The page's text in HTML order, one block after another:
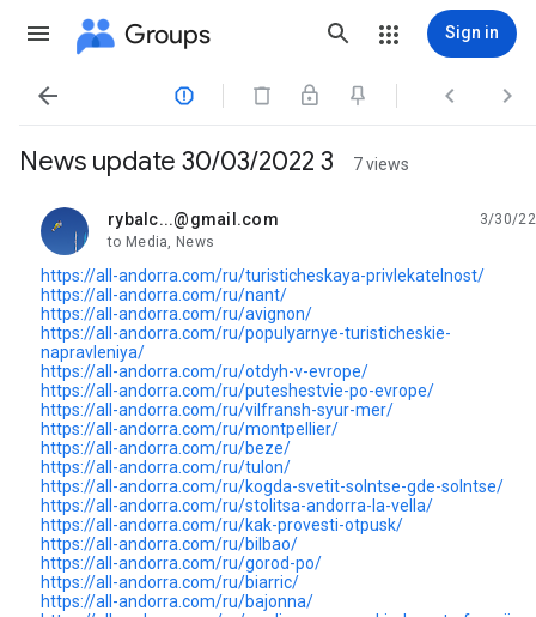
Groups Sign in
   
News update 30/03/2022 3 7 views
rybalc...@gmail.com
unread,
3/30/22
to Media, News
https://all-andorra.com/ru/turisticheskaya-privlekatelnost/
https://all-andorra.com/ru/nant/
https://all-andorra.com/ru/avignon/
https://all-andorra.com/ru/populyarnye-turisticheskie-
napravleniya/
https://all-andorra.com/ru/otdyh-v-evrope/
https://all-andorra.com/ru/puteshestvie-po-evrope/
https://all-andorra.com/ru/vilfransh-syur-mer/
https://all-andorra.com/ru/montpellier/
https://all-andorra.com/ru/beze/
https://all-andorra.com/ru/tulon/
https://all-andorra.com/ru/kogda-svetit-solntse-gde-solntse/
https://all-andorra.com/ru/stolitsa-andorra-la-vella/
https://all-andorra.com/ru/kak-provesti-otpusk/
https://all-andorra.com/ru/bilbao/
https://all-andorra.com/ru/gorod-po/
https://all-andorra.com/ru/biarric/
https://all-andorra.com/ru/bajonna/